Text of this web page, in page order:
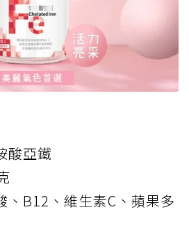
酸亞鐵
B12、維生素C、蘋果多